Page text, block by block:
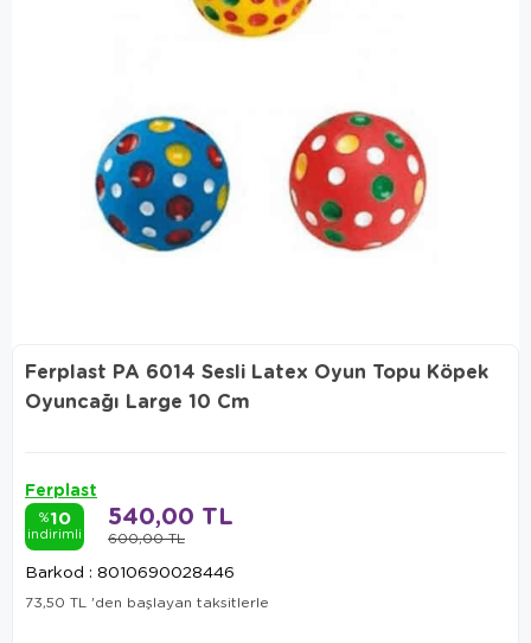
Ferplast PA 6014 Sesli Latex Oyun Topu Köpek
Oyuncağı Large 10 Cm
Ferplast
%10
indirimli 600,00 TL
540,00 TL
Barkod : 8010690028446
73,50 TL 'den başlayan taksitlerle